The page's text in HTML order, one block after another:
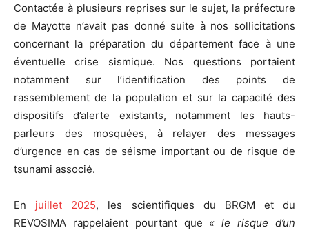
Contactée à plusieurs reprises sur le sujet, la préfecture
de Mayotte n’avait pas donné suite à nos sollicitations
concernant la préparation du département face à une
éventuelle crise sismique. Nos questions portaient
notamment sur l’identification des points de
rassemblement de la population et sur la capacité des
dispositifs d’alerte existants, notamment les hauts-
parleurs des mosquées, à relayer des messages
d’urgence en cas de séisme important ou de risque de
tsunami associé.
En juillet 2025, les scientifiques du BRGM et du
REVOSIMA rappelaient pourtant que « le risque d’un